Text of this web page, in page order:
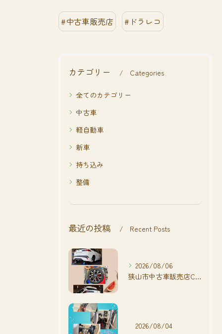
#中古車販売店 #ドラレコ
カテゴリー Categories
全てのカテゴリー
中古車
軽自動車
新車
持ち込み
整備
最近の投稿 Recent Posts
2026/08/06
狭山市中古車販売店CarShop FACT.🚗
2026/08/04